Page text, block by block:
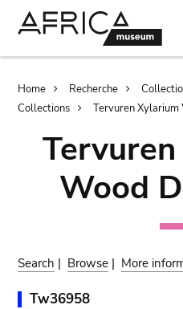
Home Recherche
Collections
Tervuren
Wood
Search | Browse | More
Tw36958